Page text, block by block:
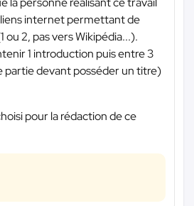
internet permettant de
ou 2, pas vers Wikipédia...).
1 introduction puis entre 3
partie devant posséder un titre)
pour la rédaction de ce